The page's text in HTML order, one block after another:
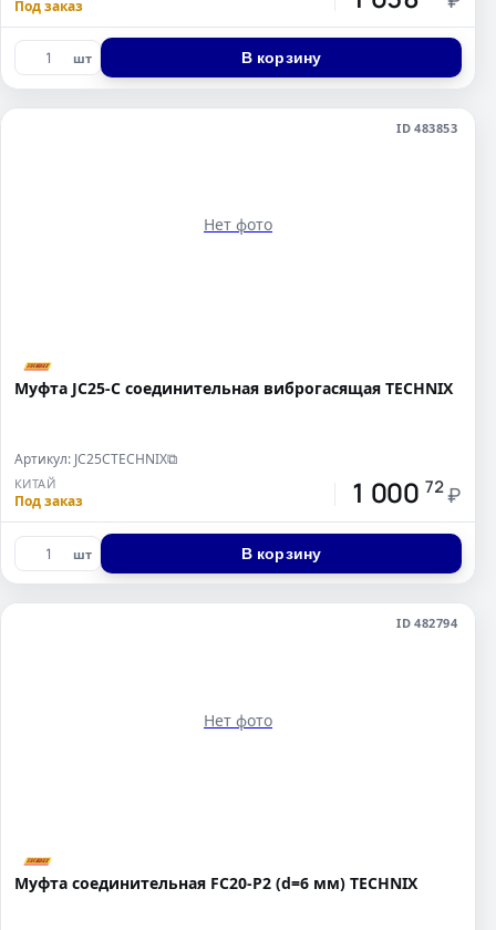
Под заказ
шт В корзину
ID 483853
Нет фото
Муфта JC25-C соединительная виброгасящая TECHNIX
Артикул: JC25CTECHNIX⧉
КИТАЙ
Под заказ 1 000 72 ₽
шт В корзину
ID 482794
Нет фото
Муфта соединительная FC20-P2 (d=6 мм) TECHNIX